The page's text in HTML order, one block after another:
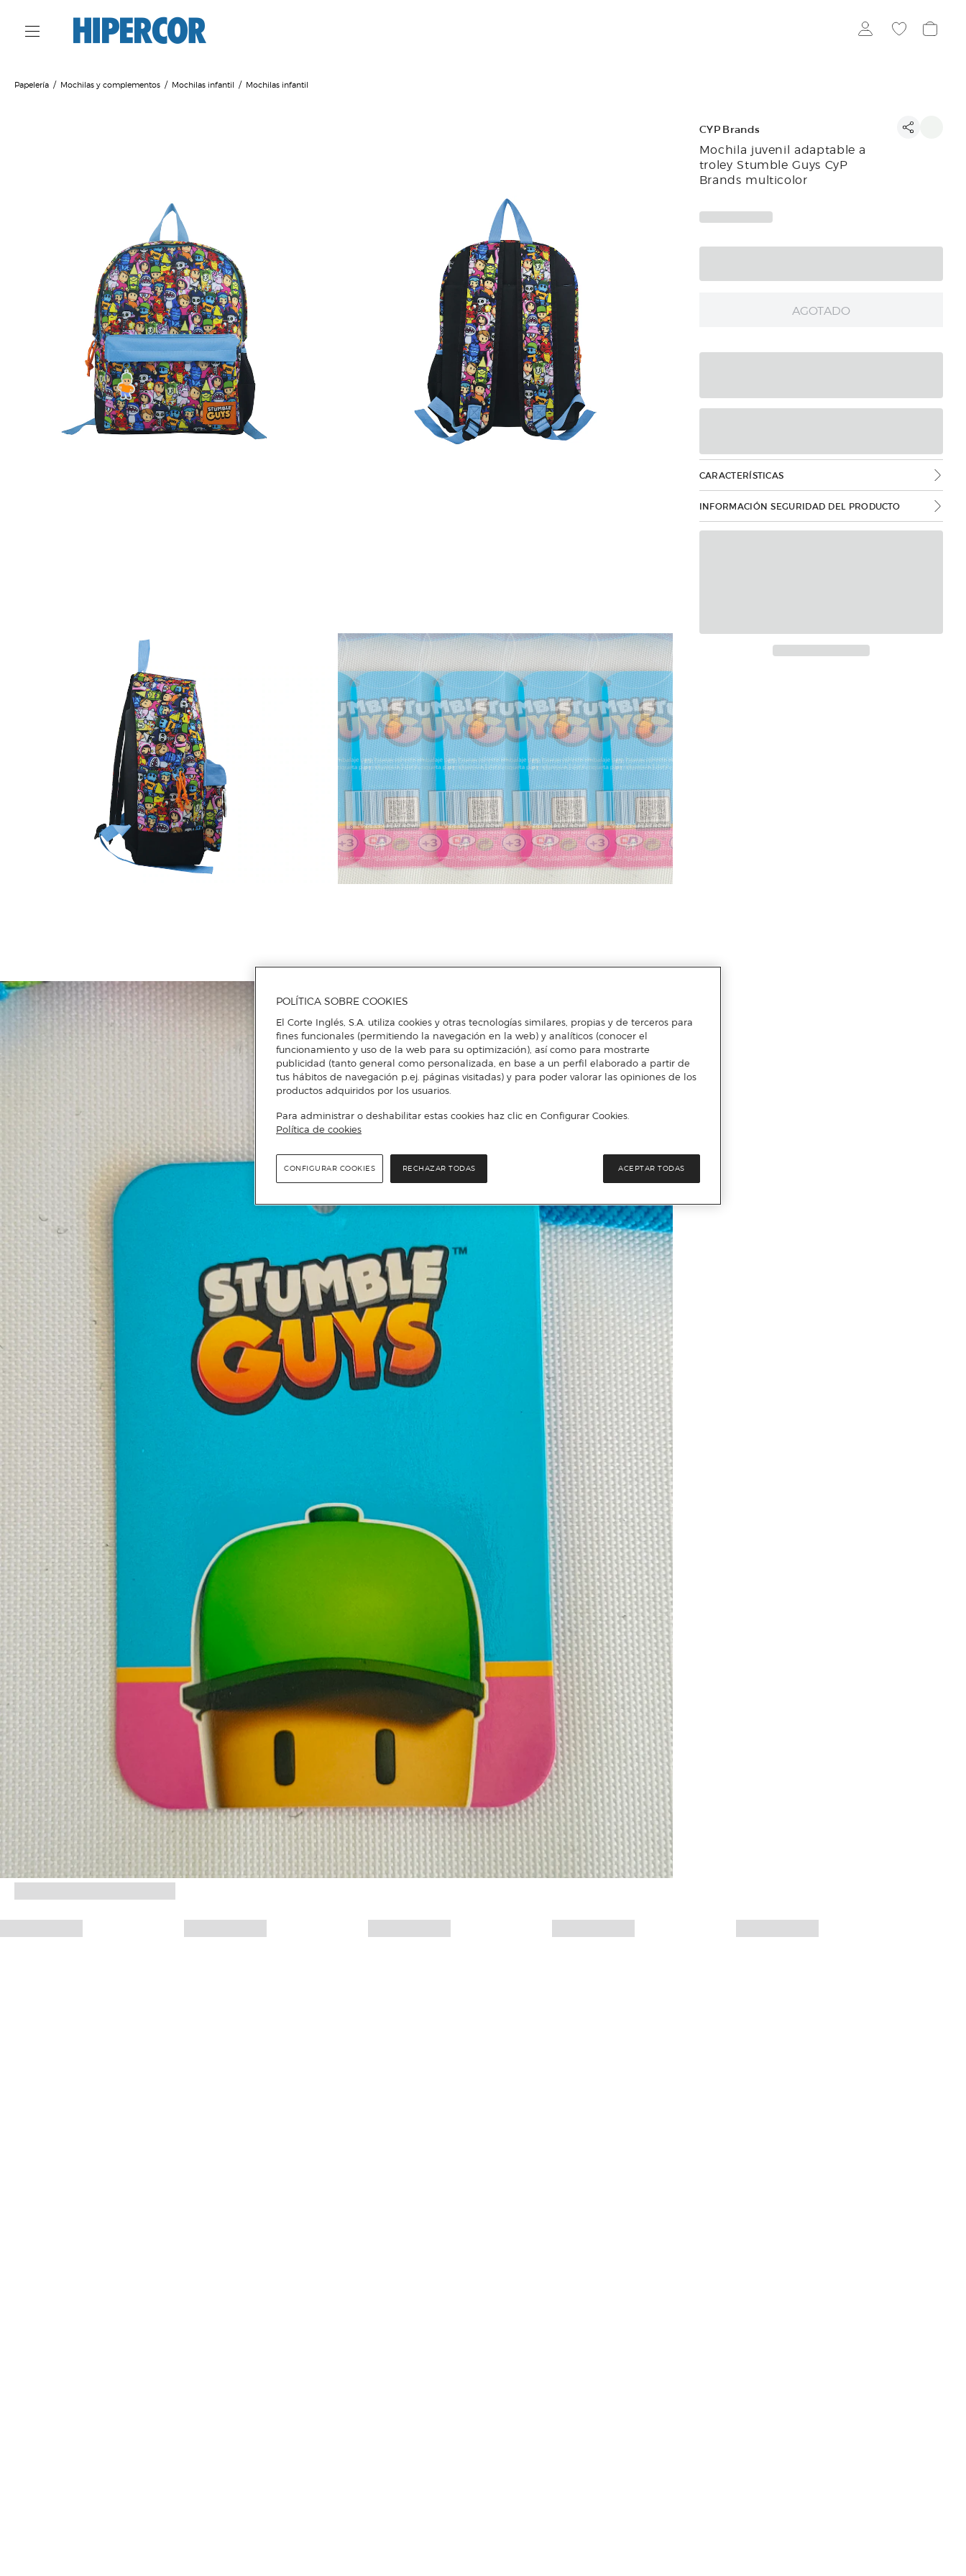
Papelería Mochilas y complementos Mochilas infantil Mochilas infantil
CYP Brands
Mochila juvenil adaptable a
troley Stumble Guys CyP
Brands multicolor
AGOTADO
CARACTERÍSTICAS
INFORMACIÓN SEGURIDAD DEL PRODUCTO
POLÍTICA SOBRE COOKIES
El Corte Inglés, S.A. utiliza cookies y otras tecnologías similares, propias y de terceros para
fines funcionales (permitiendo la navegación en la web) y analíticos (conocer el
funcionamiento y uso de la web para su optimización), así como para mostrarte
publicidad (tanto general como personalizada, en base a un perfil elaborado a partir de
tus hábitos de navegación p.ej. páginas visitadas) y para poder valorar las opiniones de los
productos adquiridos por los usuarios.
Para administrar o deshabilitar estas cookies haz clic en Configurar Cookies.
Política de cookies
RECHAZAR TODAS ACEPTAR TODAS
CONFIGURAR COOKIES